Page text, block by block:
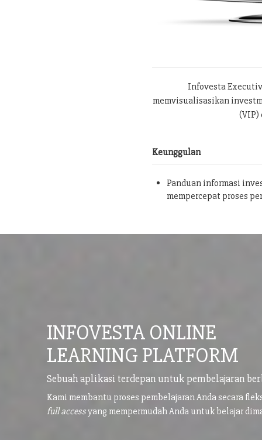
Infovesta
memvisualisasikan
(VIP)
Keunggulan
Panduan informasi
mempercepat proses
INFOVESTA ONLINE
LEARNING PLATFORM
Sebuah aplikasi terdepan untuk pembelajaran
Kami membantu proses pembelajaran Anda secara
full accessyang mempermudah Anda untuk belajar